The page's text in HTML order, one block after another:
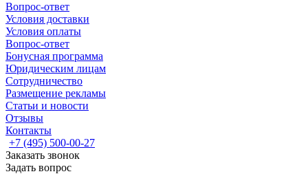
Вопрос-ответ
Условия доставки
Условия оплаты
Вопрос-ответ
Бонусная программа
Юридическим лицам
Сотрудничество
Размещение рекламы
Статьи и новости
Отзывы
Контакты
+7 (495) 500-00-27
Заказать звонок
Задать вопрос